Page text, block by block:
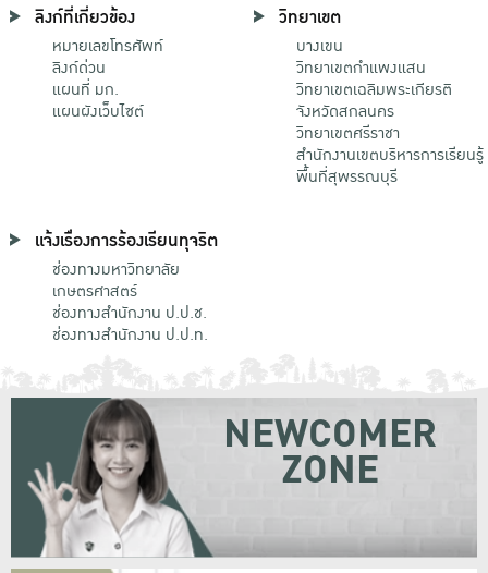
ลิงก์ที่เกี่ยวข้อง
หมายเลขโทรศัพท์
ลิงก์ด่วน
แผนที่ มก.
แผนผังเว็บไซต์
วิทยาเขต
บางเขน
วิทยาเขตกําแพงแสน
วิทยาเขตเฉลิมพระเกียรติ
จังหวัดสกลนคร
วิทยาเขตศรีราชา
สำนักงานเขตบริหารการเรียนรู้
พื้นที่สุพรรณบุรี
แจ้งเรื่องการร้องเรียนทุจริต
ช่องทางมหาวิทยาลัย
เกษตรศาสตร์
ช่องทางสำนักงาน ป.ป.ช.
ช่องทางสำนักงาน ป.ป.ท.
NEWCOMER
ZONE